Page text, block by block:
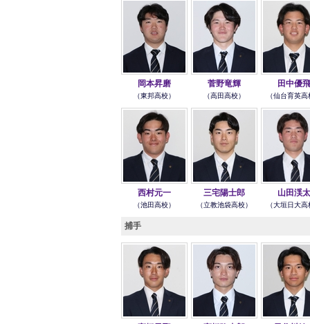
岡本昇磨
（東邦高校）
菅野竜輝
（高田高校）
田中優飛
（仙台育英
西村元一
（池田高校）
三宅陽士郎
（立教池袋高校）
山田渓太
（大垣日大
捕手